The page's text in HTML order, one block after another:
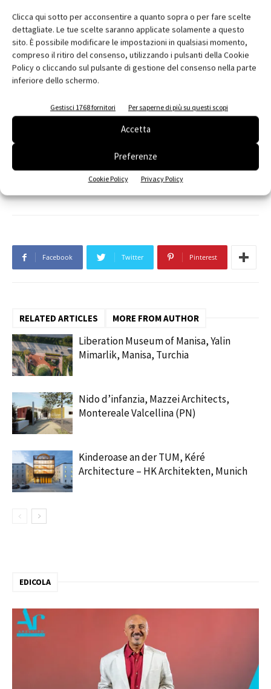
Clicca qui sotto per acconsentire a quanto sopra o per fare scelte
dettagliate. Le tue scelte saranno applicate solamente a questo
sito. È possibile modificare le impostazioni in qualsiasi momento,
compreso il ritiro del consenso, utilizzando i pulsanti della Cookie
Policy o cliccando sul pulsante di gestione del consenso nella parte
inferiore dello schermo.
Gestisci 1768 fornitori Per saperne di più su questi scopi
Accetta
Preferenze
Cookie Policy Privacy Policy
Nome:Stobag Italia Srl
Indirizzo:Via Largo Perlar, 12
Città: Verona
Cap:37135
Regione:Veneto
Web:www.stobag.it
Facebook Twitter Pinterest
RELATED ARTICLES MORE FROM AUTHOR
Liberation Museum of Manisa, Yalin
Mimarlik, Manisa, Turchia
Nido d’infanzia, Mazzei Architects,
Montereale Valcellina (PN)
Kinderoase an der TUM, Kéré
Architecture – HK Architekten, Munich
EDICOLA